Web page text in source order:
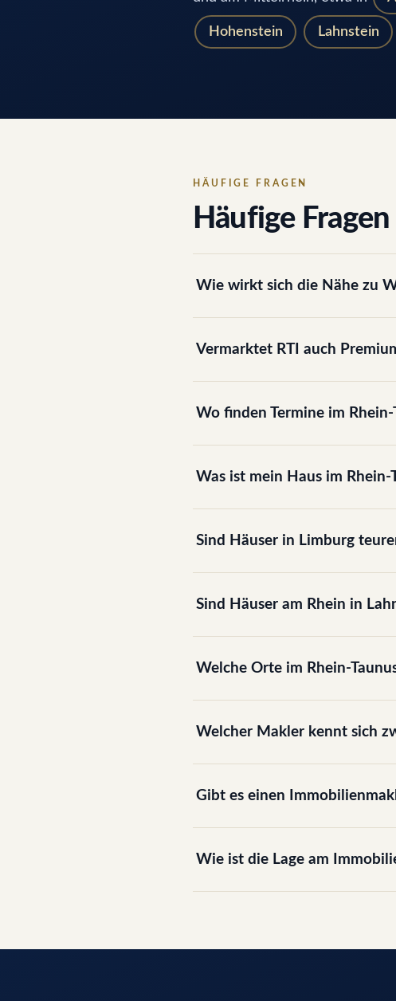
Hohenstein Lahnstein
HÄUFIGE FRAGEN
Häufige
Wie wirkt sich die Nähe zu
Vermarktet RTI auch
Wo finden Termine im Rhein-
Was ist mein Haus im
Sind Häuser in Limburg
Sind Häuser am Rhein in
Welche Orte im Rhein-
Welcher Makler kennt sich
Gibt es einen
Wie ist die Lage am